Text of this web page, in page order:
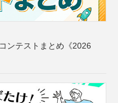
ンテストまとめ《2026